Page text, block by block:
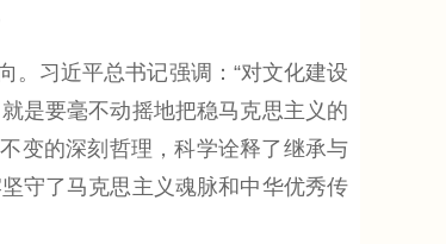
习近平总书记强调：“对文化建设
是要毫不动摇地把稳马克思主义的
变的深刻哲理，科学诠释了继承与
守了马克思主义魂脉和中华优秀传